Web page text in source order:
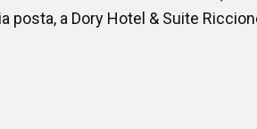
posta, a Dory Hotel & Suite